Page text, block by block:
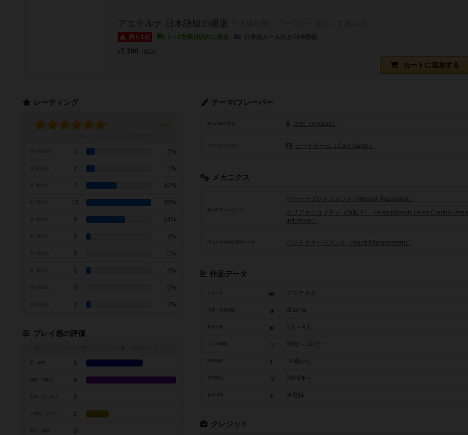
アエテルナ 日本語版の通販
残り1点 1～2営業日以内に発送
カートに追加する
¥7,700 （税込）
テーマ/フレーバー
舞台の時代背景 古代（Ancient）
その他のコンセプト カードゲーム（Card Game）
メカニクス
頻出するメカニクス
ワーカープレイスメント（Worker Placement）
エリアマジョリティ（陣取り）（Area Majority / Area Control / Area
influence）
ハンドマネージメント（Hand Management）
作品データ
タイトル アエテルナ
Æterna
参加人数 2人～4人
60分～120分
14歳から
2025年～
参考価格 未登録
クレジット
レーティング
2 5%
2 5%
7 18%
7点の人 15 39%
9 24%
1 3%
0 0%
1 3%
0 0%
1 3%
プレイ感の評価
※
5
戦略・判断力 8
0
2
0